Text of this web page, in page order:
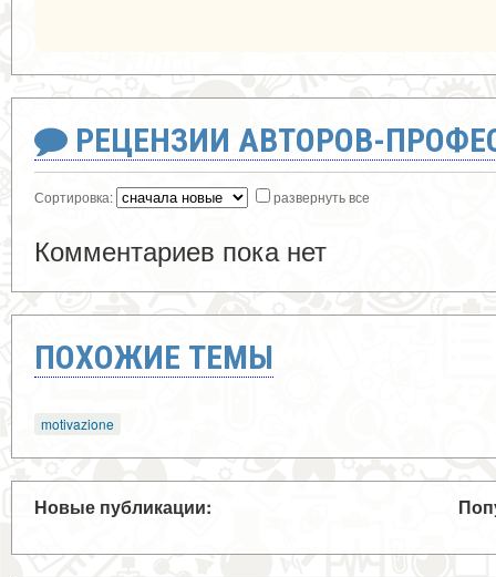
РЕЦЕНЗИИ АВТОРОВ-
Сортировка: развернуть все
Комментариев пока нет
ПОХОЖИЕ ТЕМЫ
motivazione
Новые публикации: